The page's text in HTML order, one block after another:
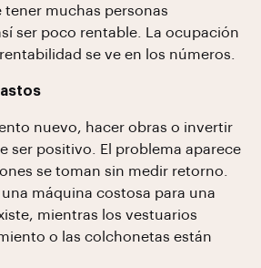
tener muchas personas
ser poco rentable. La ocupación
se ve en los números.
nuevo, hacer obras o invertir
ser positivo. El problema aparece
se toman sin medir retorno.
máquina costosa para una
mientras los vestuarios
o las colchonetas están